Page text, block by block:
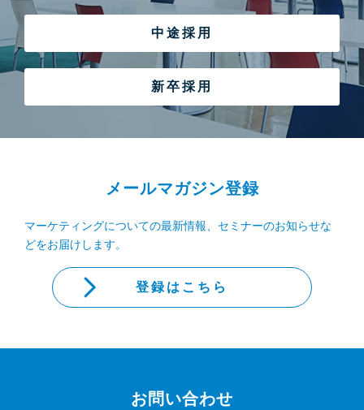
中途採用
新卒採用
メールマガジン登録
マーケティングについての最新情報、セミナーのお知らせな
どをお届けします。
登録はこちら
お問い合わせ